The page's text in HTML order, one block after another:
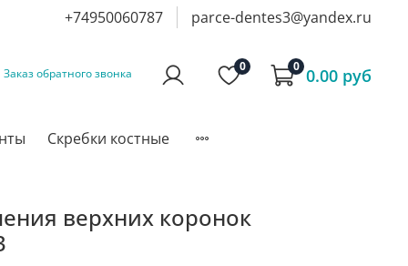
+74950060787 parce-dentes3@yandex.ru
Заказ обратного звонка 0 0 0.00 руб
Скребки костные
верхних коронок